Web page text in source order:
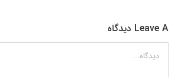
Leave A دیدگاه
دیدگاه